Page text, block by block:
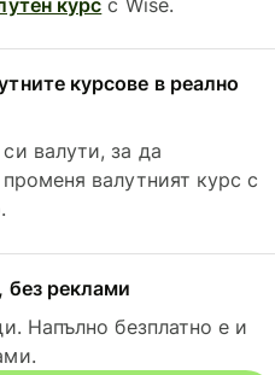
курсове в реално
валути, за да
валутният курс с
без реклами
Напълно безплатно е и